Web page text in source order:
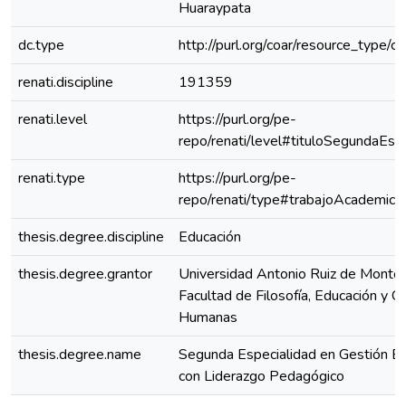
Huaraypata
dc.type
http://purl.org/coar/resource_type/
renati.discipline
191359
renati.level
https://purl.org/pe-
repo/renati/
renati.type
https://purl.org/pe-
repo/renati/type#trabajoAcademico
thesis.degree.discipline
Educación
thesis.degree.grantor
Universidad Antonio Ruiz de
Facultad de Filosofía, Educación y
Humanas
thesis.degree.name
Segunda Especialidad en Gestión
con Liderazgo Pedagógico